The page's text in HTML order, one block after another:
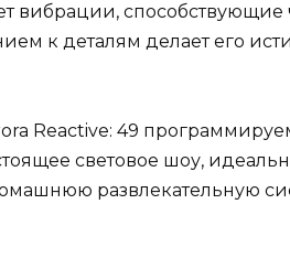
вибрации, способствующие
к деталям делает его
Reactive: 49
световое шоу,
развлекательную